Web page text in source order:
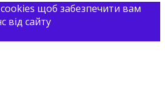
щоб забезпечити вам
від сайту